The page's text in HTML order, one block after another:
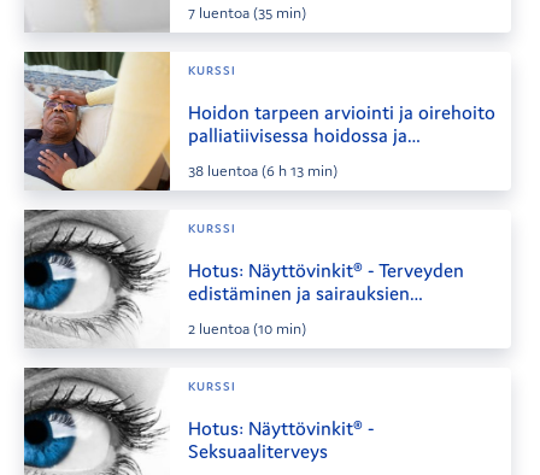
7 luentoa(35 min)
KURSSI
Hoidon tarpeen arviointi ja oirehoito
palliatiivisessa hoidossa ja
38 luentoa(6 h 13 min)
KURSSI
Hotus: Näyttövinkit® - Terveyden
edistäminen ja sairauksien
2 luentoa(10 min)
KURSSI
Hotus: Näyttövinkit® -
Seksuaaliterveys